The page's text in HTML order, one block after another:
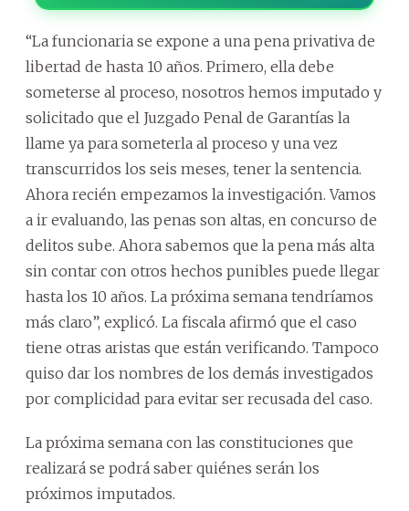
“La funcionaria se expone a una pena privativa de
libertad de hasta 10 años. Primero, ella debe
someterse al proceso, nosotros hemos imputado y
solicitado que el Juzgado Penal de Garantías la
llame ya para someterla al proceso y una vez
transcurridos los seis meses, tener la sentencia.
Ahora recién empezamos la investigación. Vamos
a ir evaluando, las penas son altas, en concurso de
delitos sube. Ahora sabemos que la pena más alta
sin contar con otros hechos punibles puede llegar
hasta los 10 años. La próxima semana tendríamos
más claro”, explicó. La fiscala afirmó que el caso
tiene otras aristas que están verificando. Tampoco
quiso dar los nombres de los demás investigados
por complicidad para evitar ser recusada del caso.
La próxima semana con las constituciones que
realizará se podrá saber quiénes serán los
próximos imputados.